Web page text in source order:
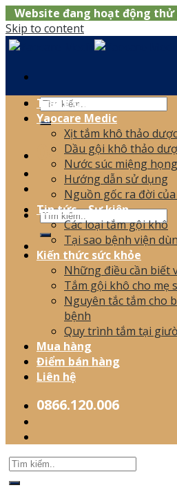
Website đang hoạt động thử
Skip to content
0866.120.006
Trang chủ
Yaocare Medic
Xịt tắm khô thảo
Dầu gội khô thảo
Nước súc miệng
Hướng dẫn sử dụng
Nguồn gốc ra đời
Tin tức – Sự kiện
Các loại tắm gội khô
Tại sao bệnh viện
Kiến thức sức khỏe
Những điều cần biết
Tắm gội khô cho mẹ
Nguyên tắc tắm cho
bệnh
Quy trình tắm tại
Mua hàng
Điểm bán hàng
Liên hệ
0866.120.006